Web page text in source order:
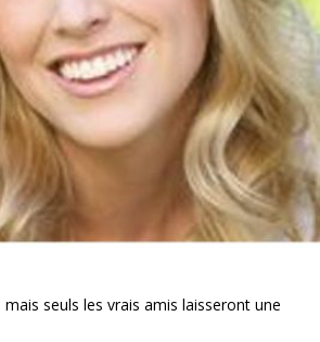
seuls les vrais amis laisseront une